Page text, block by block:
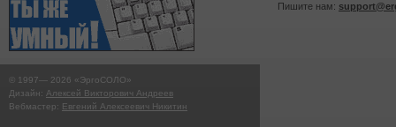
© 1997— 2026 «ЭргоСОЛО»
Дизайн: Алексей Викторович Андреев
Вебмастер: Евгений Алексеевич Никитин
Пишите нам: